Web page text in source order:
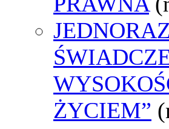
ŻYCIEM”